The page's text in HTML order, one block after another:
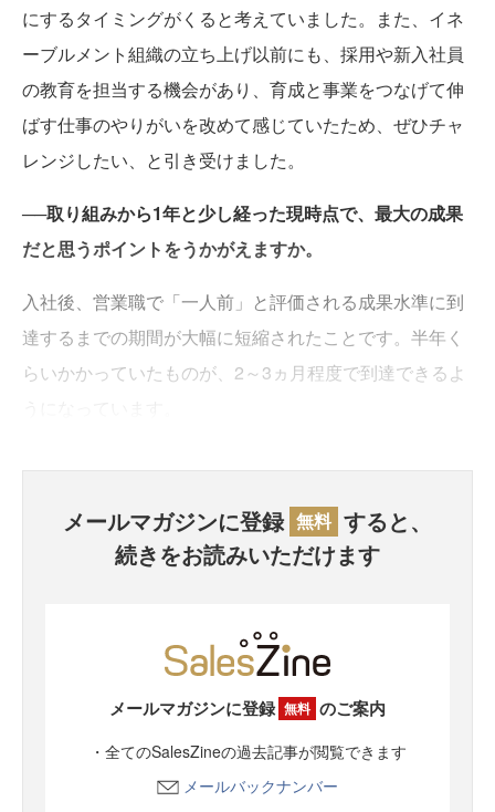
にするタイミングがくると考えていました。また、イネ
ーブルメント組織の立ち上げ以前にも、採用や新入社員
の教育を担当する機会があり、育成と事業をつなげて伸
ばす仕事のやりがいを改めて感じていたため、ぜひチャ
レンジしたい、と引き受けました。
──取り組みから1年と少し経った現時点で、最大の成果
だと思うポイントをうかがえますか。
入社後、営業職で「一人前」と評価される成果水準に到
達するまでの期間が大幅に短縮されたことです。半年く
らいかかっていたものが、2～3ヵ月程度で到達できるよ
メールマガジンに登録 無料 すると、
続きをお読みいただけます
メールマガジンに登録 無料 のご案内
・全てのSalesZineの過去記事が閲覧できます
メールバックナンバー